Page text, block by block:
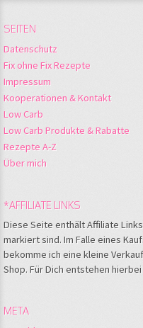
SEITEN
Datenschutz
Fix ohne Fix Rezepte
Impressum
Kooperationen & Kontakt
Low Carb
Low Carb Produkte & Rabatte
Rezepte A-Z
Über mich
*AFFILIATE LINKS
Diese Seite enthält Affiliate
markiert sind. Im Falle eines
bekomme ich eine kleine
Shop. Für Dich entstehen
META